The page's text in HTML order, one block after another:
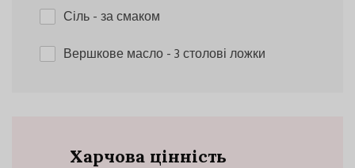
Сіль- за смаком
Вершкове масло- 3 столові ложки
Харчова цінність